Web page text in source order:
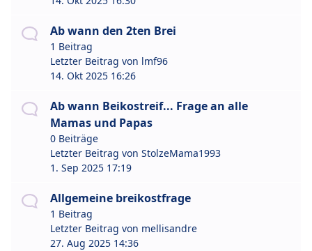
Ab wann den 2ten Brei
1 Beitrag
Letzter Beitrag von lmf96
14. Okt 2025 16:26
Ab wann Beikostreif... Frage an alle
Mamas und Papas
0 Beiträge
Letzter Beitrag von StolzeMama1993
1. Sep 2025 17:19
Allgemeine breikostfrage
1 Beitrag
Letzter Beitrag von mellisandre
27. Aug 2025 14:36